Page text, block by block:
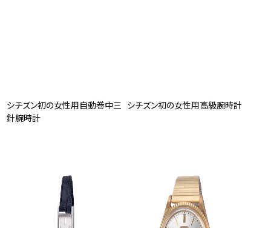
シチズン初の女性用自動巻中三
針腕時計
シチズン初の女性用高級腕時計